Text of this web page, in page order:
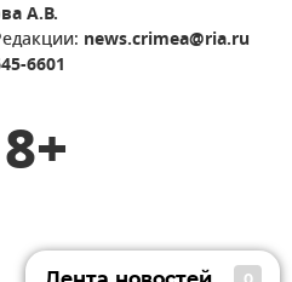
А.В.
news.crimea@ria.ru
6601